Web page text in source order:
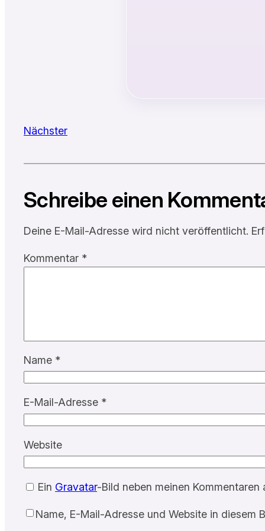
Nächster
Schreibe einen
Deine E-Mail-Adresse wird nicht veröffentlicht.
Kommentar *
Name *
E-Mail-Adresse *
Website
Ein Gravatar-Bild neben meinen Kommentaren
Name, E-Mail-Adresse und Website in diesem